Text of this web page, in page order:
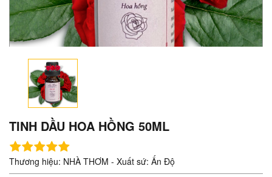
TINH DẦU HOA HỒNG 50ML
Thương hiệu: NHÀ THƠM - Xuất sứ: Ấn Độ